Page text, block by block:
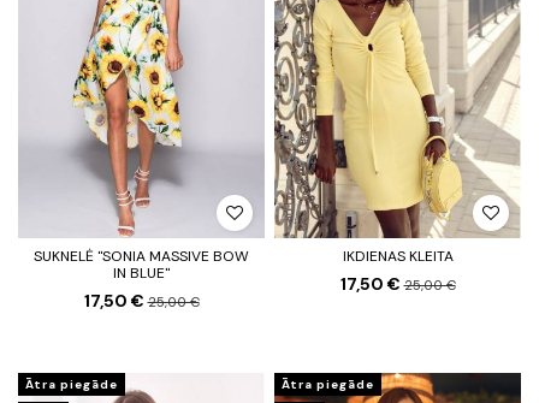
SUKNELĖ "SONIA MASSIVE BOW
IN BLUE"
17,50 €25,00 €
IKDIENAS KLEITA
17,50 €25,00 €
Ātra piegāde
Ātra piegāde